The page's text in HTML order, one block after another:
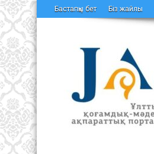
Бастапқы бет Біз жайлы